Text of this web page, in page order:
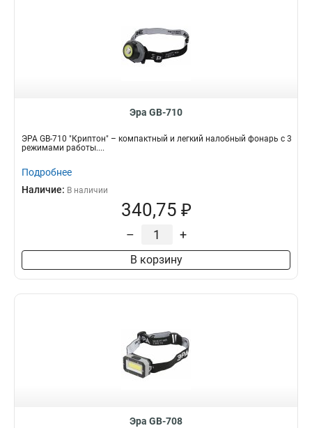
Эра GB-710
ЭРА GB-710 "Криптон" – компактный и легкий налобный фонарь с 3
режимами работы....
Подробнее
Наличие: В наличии
340,75 ₽
– +
В корзину
Эра GB-708